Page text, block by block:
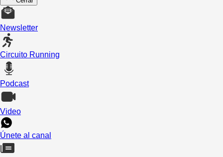
Newsletter
Circuito Running
Podcast
Video
Únete al canal